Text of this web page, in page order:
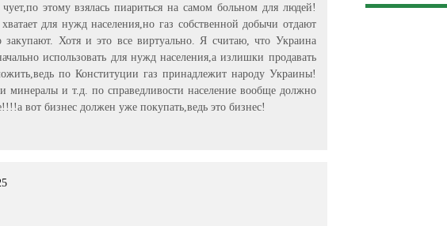
этому взялась пиариться на самом больном для людей!
для нужд населения,но газ собственной добычи отдают
закупают. Хотя и это все виртуально. Я считаю, что Украина
использовать для нужд населения,а излишки продавать
по Конституции газ принадлежит народу Украины!
минералы и т.д. по справедливости население вообще должно
вот бизнес должен уже покупать,ведь это бизнес!